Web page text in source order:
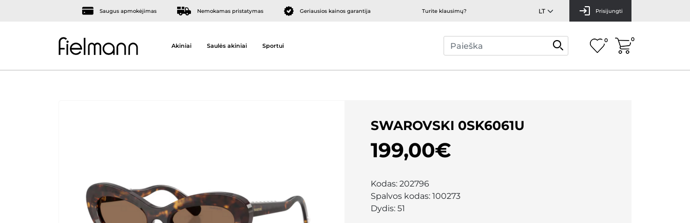
Saugus apmokėjimas Nemokamas pristatymas Geriausios kainos garantija Turite klausimų? Prisijungti
Akiniai Saulės akiniai Sportui
0 0
SWAROVSKI 0SK6061U
199,00€
Kodas: 202796
Spalvos kodas: 100273
Dydis: 51